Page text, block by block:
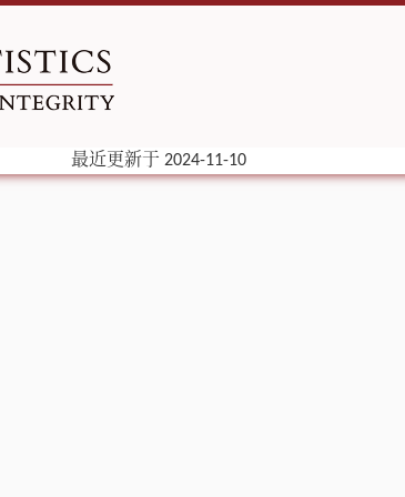
最近更新于 2024-11-10